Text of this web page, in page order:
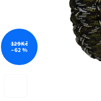
129 Kč
–62 %